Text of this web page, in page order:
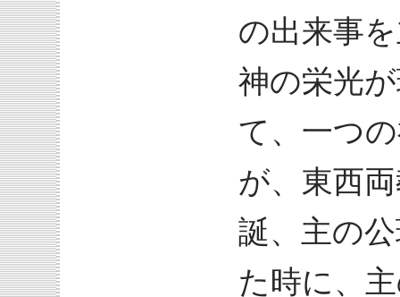
の出来事
神の栄光
て、一つ
が、東西
誕、主の
た時に、